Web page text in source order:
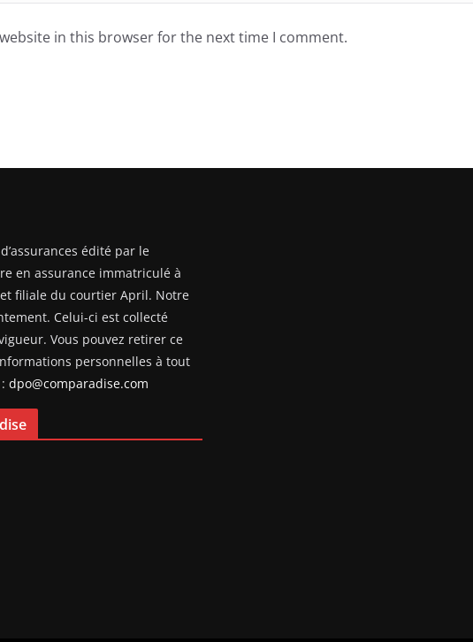
in this browser for the next time I comment.
édité par le
en assurance immatriculé à
et filiale du courtier April. Notre
Celui-ci est collecté
Vous pouvez retirer ce
personnelles à tout
dpo@comparadise.com